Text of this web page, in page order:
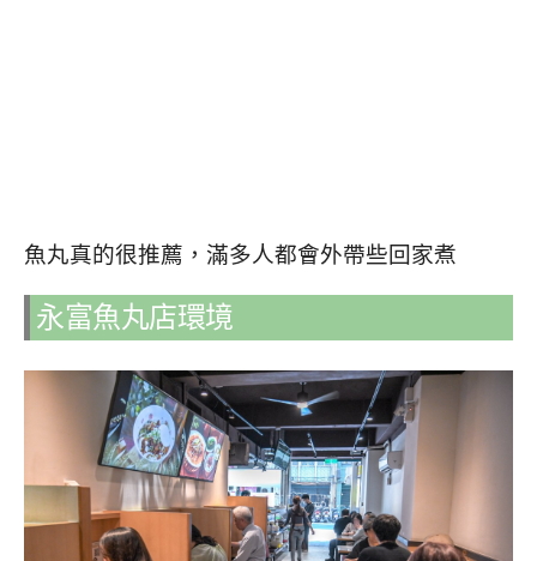
魚丸真的很推薦，滿多人都會外帶些回家煮
永富魚丸店環境